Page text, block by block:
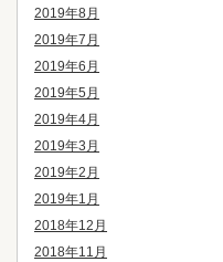
2019年8月
2019年7月
2019年6月
2019年5月
2019年4月
2019年3月
2019年2月
2019年1月
2018年12月
2018年11月